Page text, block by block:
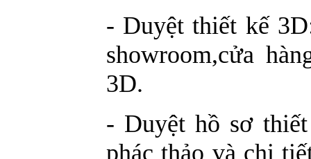
- Duyệt thiết kế
showroom,cửa
3D.
- Duyệt hồ sơ
phác thảo và chi